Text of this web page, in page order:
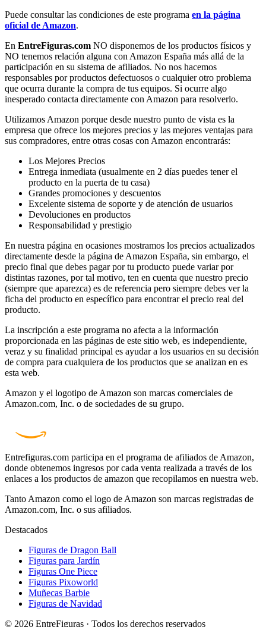
Puede consultar las condiciones de este programa en la página
oficial de Amazon.
En EntreFiguras.com NO disponemos de los productos físicos y
NO tenemos relación alguna con Amazon España más allá de la
participación en su sistema de afiliados. No nos hacemos
responsables por productos defectuosos o cualquier otro problema
que ocurra durante la compra de tus equipos. Si ocurre algo
inesperado contacta directamente con Amazon para resolverlo.
Utilizamos Amazon porque desde nuestro punto de vista es la
empresa que ofrece los mejores precios y las mejores ventajas para
sus compradores, entre otras cosas con Amazon encontrarás:
Los Mejores Precios
Entrega inmediata (usualmente en 2 días puedes tener el
producto en la puerta de tu casa)
Grandes promociones y descuentos
Excelente sistema de soporte y de atención de usuarios
Devoluciones en productos
Responsabilidad y prestigio
En nuestra página en ocasiones mostramos los precios actualizados
directamente desde la página de Amazon España, sin embargo, el
precio final que debes pagar por tu producto puede variar por
distintas razones, por tal motivo, ten en cuenta que nuestro precio
(siempre que aparezca) es de referencia pero siempre debes ver la
ficha del producto en específico para encontrar el precio real del
producto.
La inscripción a este programa no afecta a la información
proporcionada en las páginas de este sitio web, es independiente,
veraz y su finalidad principal es ayudar a los usuarios en su decisión
de compra para cualquiera de los productos que se analizan en es
esta web.
Amazon y el logotipo de Amazon son marcas comerciales de
Amazon.com, Inc. o de sociedades de su grupo.
Entrefiguras.com participa en el programa de afiliados de Amazon,
donde obtenemos ingresos por cada venta realizada a través de los
enlaces a los productos de amazon que recopilamos en nuestra web.
Tanto Amazon como el logo de Amazon son marcas registradas de
Amazon.com, Inc. o sus afiliados.
Destacados
Figuras de Dragon Ball
Figuras para Jardín
Figuras One Piece
Figuras Pixoworld
Muñecas Barbie
Figuras de Navidad
© 2026 EntreFiguras · Todos los derechos reservados